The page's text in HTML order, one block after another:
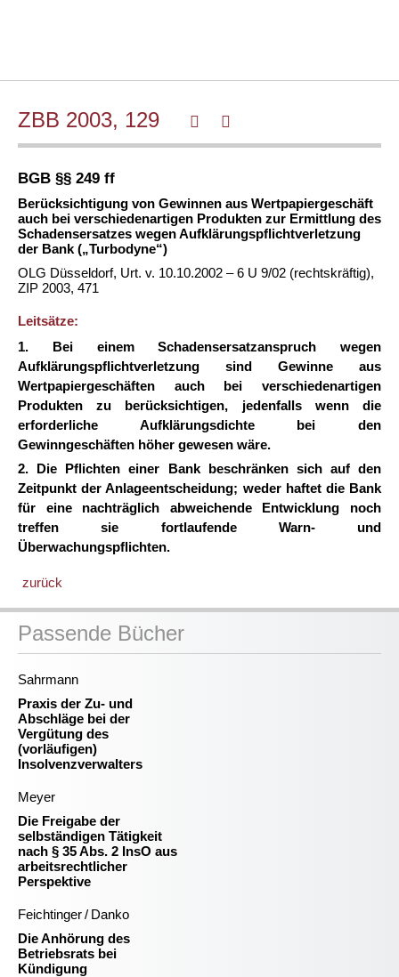
ZBB 2003, 129
BGB §§ 249 ff
Berücksichtigung von Gewinnen aus Wertpapiergeschäft
auch bei verschiedenartigen Produkten zur Ermittlung des
Schadensersatzes wegen Aufklärungspflichtverletzung
der Bank („Turbodyne“)
OLG Düsseldorf, Urt. v. 10.10.2002 – 6 U 9/02 (rechtskräftig),
ZIP 2003, 471
Leitsätze:
1. Bei einem Schadensersatzanspruch wegen
Aufklärungspflichtverletzung sind Gewinne aus
Wertpapiergeschäften auch bei verschiedenartigen
Produkten zu berücksichtigen, jedenfalls wenn die
erforderliche Aufklärungsdichte bei den
Gewinngeschäften höher gewesen wäre.
2. Die Pflichten einer Bank beschränken sich auf den
Zeitpunkt der Anlageentscheidung; weder haftet die Bank
für eine nachträglich abweichende Entwicklung noch
treffen sie fortlaufende Warn- und
Überwachungspflichten.
zurück
Passende Bücher
Sahrmann
Praxis der Zu- und
Abschläge bei der
Vergütung des
(vorläufigen)
Insolvenzverwalters
Meyer
Die Freigabe der
selbständigen Tätigkeit
nach § 35 Abs. 2 InsO aus
arbeitsrechtlicher
Perspektive
Feichtinger / Danko
Die Anhörung des
Betriebsrats bei
Kündigung